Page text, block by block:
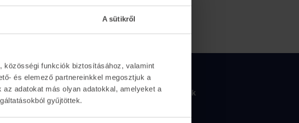
A sütikről
közösségi funkciók biztosításához, valamint
és elemező partnereinkkel megosztjuk a
adatokat más olyan adatokkal, amelyeket a
gyűjtöttek.
Kapcsolat
+36 1 237 2065 Csapatunk